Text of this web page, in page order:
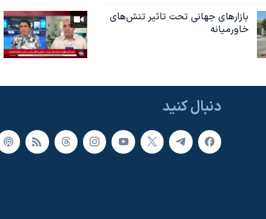
بازارهای جهانی تحت تاثیر تنش‌های
خاورمیانه
دنبال کنید